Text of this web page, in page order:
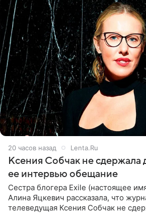
20 часов назад Lenta.Ru
Ксения Собчак не сдержала
ее интервью обещание
Сестра блогера Exile (настоящее
Алина Яцкевич рассказала, что
телеведущая Ксения Собчак не